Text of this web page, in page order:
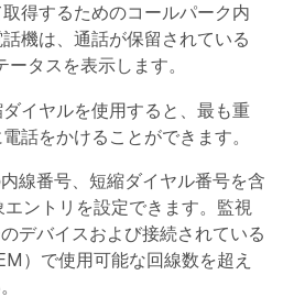
得するためのコールパーク内
機は、通話が保留されている
ータスを表示します。
イヤルを使用すると、最も重
話をかけることができます。
線番号、短縮ダイヤル番号を含
ントリを設定できます。監視
デバイスおよび接続されている
）で使用可能な回線数を超え